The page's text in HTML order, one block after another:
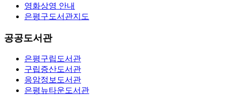
영화상영 안내
은평구도서관지도
공공도서관
은평구립도서관
구립증산도서관
응암정보도서관
은평뉴타운도서관